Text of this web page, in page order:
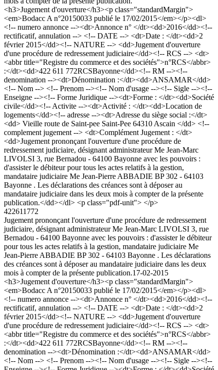
<h3>Jugement d'ouverture</h3><p class="standardMargin">
<em>Bodacc A n°20150033 publié le 17/02/2015</em></p><dl>
<!-- numero annonce --><dt>Annonce n° </dt><dd>2016</dd><!--
rectificatif, annulation --> <!-- DATE --> <dt>Date : </dt><dd>2
février 2015</dd><!-- NATURE --> <dd>Jugement d'ouverture
d'une procédure de redressement judiciaire</dd><!-- RCS --> <dt>
<abbr title="Registre du commerce et des sociétés">n°RCS</abbr>
:</dt><dd>422 611 772RCSBayonne</dd><!-- RM --><!--
denomination --><dt>Dénomination :</dt><dd>ANSAMAR</dd>
<!-- Nom --> <!-- Prenom --><!-- Nom d'usage --><!-- Sigle --><!--
Enseigne --><!-- Forme Juridique --><dt>Forme : </dt><dd>Société
civile</dd><!-- Activite --><dt>Activité : </dt><dd>Location de
logements</dd><!-- adresse --><dt>Adresse du siège social :</dt>
<dd> Vieille route de Saint-pee Saint-Pee 64310 Ascain </dd> <!--
complement jugement --> <dt>Complément Jugement : </dt>
<dd>Jugement prononçant l'ouverture d'une procédure de
redressement judiciaire, désignant administrateur Me Jean-Marc
LIVOLSI 3, rue Bernadou - 64100 Bayonne avec les pouvoirs :
d'assister le débiteur pour tous les actes relatifs à la gestion,
mandataire judiciaire Me Jean-Pierre ABBADIE BP 302 - 64103
Bayonne . Les déclarations des créances sont à déposer au
mandataire judiciaire dans les deux mois à compter de la présente
publication.</dd></dl> <p class="pdf-unit"> </p>
422611772
Jugement prononçant l'ouverture d'une procédure de redressement
judiciaire, désignant administrateur Me Jean-Marc LIVOLSI 3, rue
Bernadou - 64100 Bayonne avec les pouvoirs : d'assister le débiteur
pour tous les actes relatifs à la gestion, mandataire judiciaire Me
Jean-Pierre ABBADIE BP 302 - 64103 Bayonne . Les déclarations
des créances sont à déposer au mandataire judiciaire dans les deux
mois à compter de la présente publication.17-02-2015
<h3>Jugement d'ouverture</h3><p class="standardMargin">
<em>Bodacc A n°20150033 publié le 17/02/2015</em></p><dl>
<!-- numero annonce --><dt>Annonce n° </dt><dd>2016</dd><!--
rectificatif, annulation --> <!-- DATE --> <dt>Date : </dt><dd>2
février 2015</dd><!-- NATURE --> <dd>Jugement d'ouverture
d'une procédure de redressement judiciaire</dd><!-- RCS --> <dt>
<abbr title="Registre du commerce et des sociétés">n°RCS</abbr>
:</dt><dd>422 611 772RCSBayonne</dd><!-- RM --><!--
denomination --><dt>Dénomination :</dt><dd>ANSAMAR</dd>
<!-- Nom --> <!-- Prenom --><!-- Nom d'usage --><!-- Sigle --><!--